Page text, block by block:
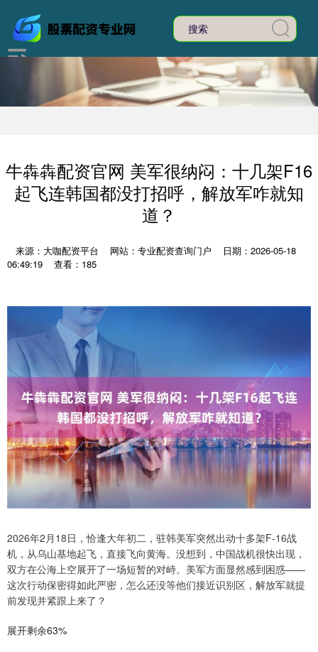
牛犇犇配资官网 美军很纳闷：十几架F16
起飞连韩国都没打招呼，解放军咋就知
道？
来源：大咖配资平台 网站：专业配资查询门户
日期：2026-05-18
06:49:19
查看：185
2026年2月18日，恰逢大年初二，驻韩美军突然出动十多架F-16战
机，从乌山基地起飞，直接飞向黄海。没想到，中国战机很快出现，
双方在公海上空展开了一场短暂的对峙。美军方面显然感到困惑——
这次行动保密得如此严密，怎么还没等他们接近识别区，解放军就提
前发现并紧跟上来了？
展开剩余63%